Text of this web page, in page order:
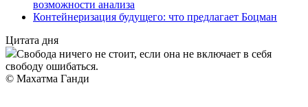
возможности анализа
Контейнеризация будущего: что предлагает Боцман
Цитата дня
Свобода ничего не стоит, если она не включает в себя
свободу ошибаться.
© Махатма Ганди